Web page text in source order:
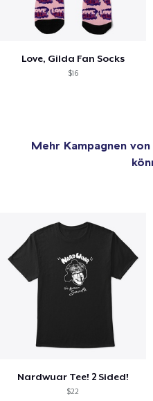
Love, Gilda Fan Socks
$16
Mehr Kampagnen von
Nardwuar Tee! 2 Sided!
$22